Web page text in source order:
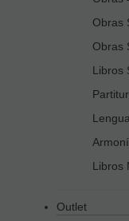
Obras
Obras
Libros
Libros
Outlet